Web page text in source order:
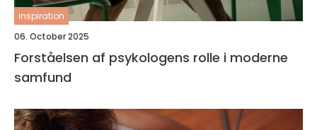
inspiration
06. October 2025
Forståelsen af psykologens rolle i moderne
samfund